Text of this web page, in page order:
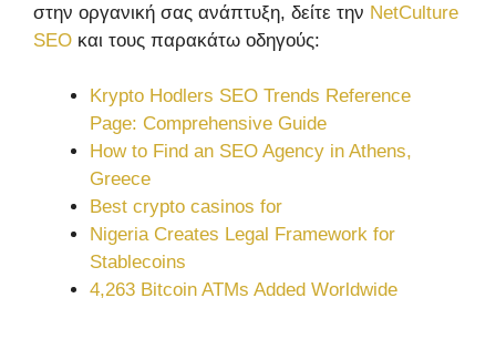
στην οργανική σας ανάπτυξη, δείτε την NetCulture
SEO και τους παρακάτω οδηγούς:
Krypto Hodlers SEO Trends Reference
Page: Comprehensive Guide
How to Find an SEO Agency in Athens,
Greece
Best crypto casinos for
Nigeria Creates Legal Framework for
Stablecoins
4,263 Bitcoin ATMs Added Worldwide